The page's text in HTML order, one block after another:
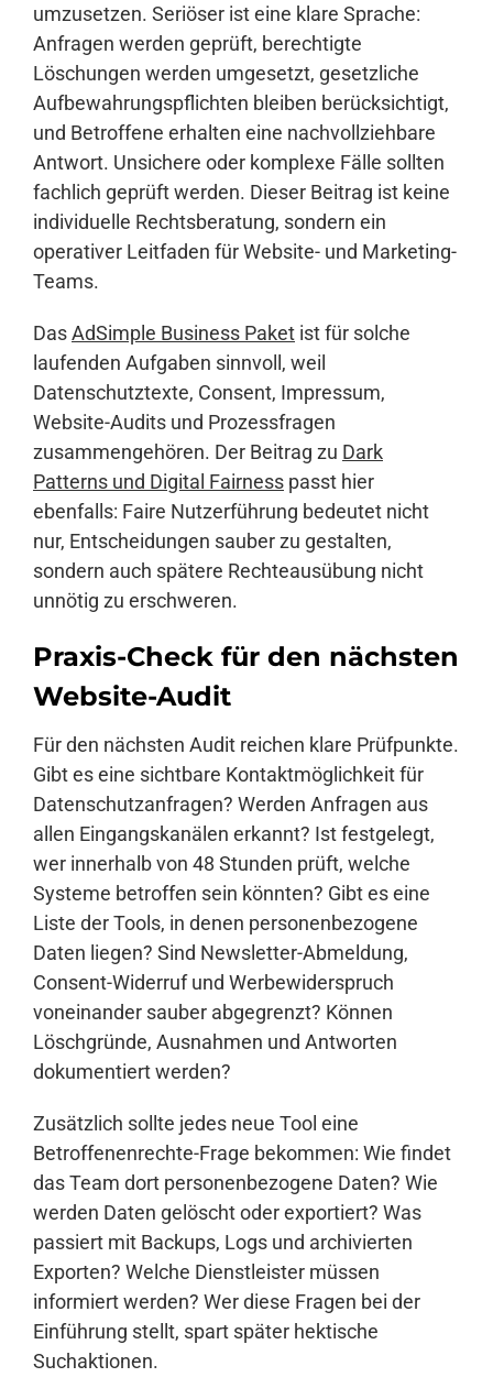
umzusetzen. Seriöser ist eine klare Sprache:
Anfragen werden geprüft, berechtigte
Löschungen werden umgesetzt, gesetzliche
Aufbewahrungspflichten bleiben berücksichtigt,
und Betroffene erhalten eine nachvollziehbare
Antwort. Unsichere oder komplexe Fälle sollten
fachlich geprüft werden. Dieser Beitrag ist keine
individuelle Rechtsberatung, sondern ein
operativer Leitfaden für Website- und Marketing-
Teams.
DasAdSimple Business Paket ist für solche
laufenden Aufgaben sinnvoll, weil
Datenschutztexte, Consent, Impressum,
Website-Audits und Prozessfragen
zusammengehören. Der Beitrag zu Dark
Patterns und Digital Fairness passt hier
ebenfalls: Faire Nutzerführung bedeutet nicht
nur, Entscheidungen sauber zu gestalten,
sondern auch spätere Rechteausübung nicht
unnötig zu erschweren.
Praxis-Check für den nächsten
Website-Audit
Für den nächsten Audit reichen klare Prüfpunkte.
Gibt es eine sichtbare Kontaktmöglichkeit für
Datenschutzanfragen? Werden Anfragen aus
allen Eingangskanälen erkannt? Ist festgelegt,
wer innerhalb von 48 Stunden prüft, welche
Systeme betroffen sein könnten? Gibt es eine
Liste der Tools, in denen personenbezogene
Daten liegen? Sind Newsletter-Abmeldung,
Consent-Widerruf und Werbewiderspruch
voneinander sauber abgegrenzt? Können
Löschgründe, Ausnahmen und Antworten
dokumentiert werden?
Zusätzlich sollte jedes neue Tool eine
Betroffenenrechte-Frage bekommen: Wie findet
das Team dort personenbezogene Daten? Wie
werden Daten gelöscht oder exportiert? Was
passiert mit Backups, Logs und archivierten
Exporten? Welche Dienstleister müssen
informiert werden? Wer diese Fragen bei der
Einführung stellt, spart später hektische
Suchaktionen.